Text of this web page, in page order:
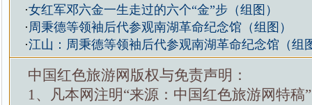
·女红军邓六金一生走过的六个“金”步（组图）
· 周秉德等领袖后代参观南湖革命纪念馆（组图）
·江山：周秉德等领袖后代参观南湖革命纪念馆（组
中国红色旅游网版权与免责声明：
1、凡本网注明“来源：中国红色旅游网特稿